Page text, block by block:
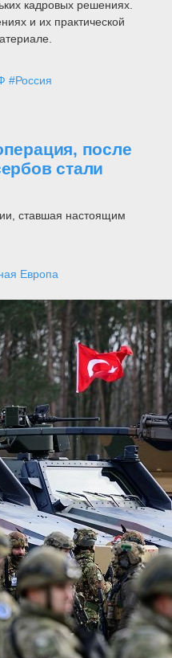
кадровых решениях.
и их практической
#Россия
после
стали
ставшая настоящим
Европа